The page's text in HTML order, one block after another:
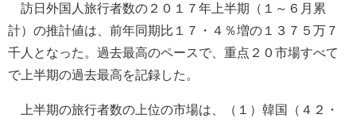
訪日外国人旅行者数の２０１７年上半期（１～６月累
計）の推計値は、前年同期比１７・４％増の１３７５万７
千人となった。過去最高のペースで、重点２０市場すべて
で上半期の過去最高を記録した。
上半期の旅行者数の上位の市場は、（１）韓国（４２・